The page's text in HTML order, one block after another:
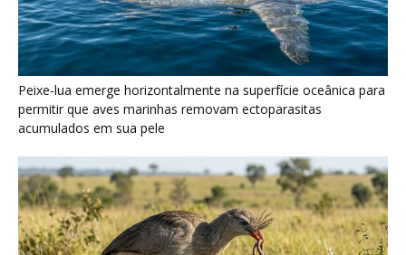
Seriema utiliza pernas longas e arremessa serpentes contra
rochas para subjugar presas peçonhentas nos campos